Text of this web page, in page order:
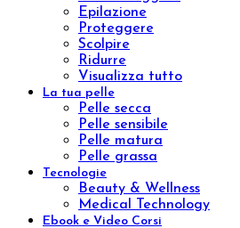
Benessere
Prodotti
Integratori
Aromaterapia
Kit
Linee
Aromatic natural oil
Aromatic sinergy
Oleum
Trattamenti
Indian Ritual
Pinda Eva
Esigenza
Nutrire